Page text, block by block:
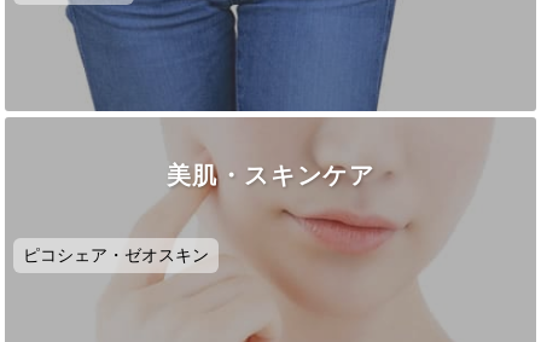
美肌・スキンケア
ピコシェア・ゼオスキン